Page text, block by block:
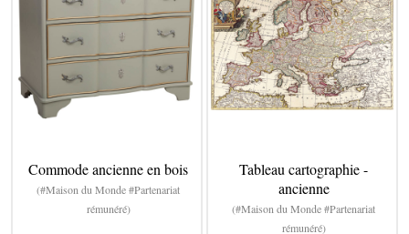
Commode ancienne en bois
(#Maison du Monde #Partenariat
rémunéré)
Tableau cartographie -
ancienne
(#Maison du Monde #Partenariat
rémunéré)